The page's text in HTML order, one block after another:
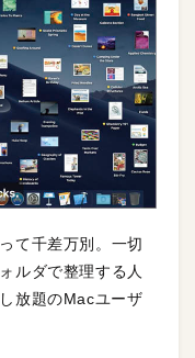
て千差万別。一切
ルダで整理する人
放題のMacユーザ